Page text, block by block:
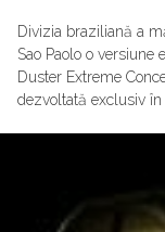
Divizia braziliană a
Sao Paolo o
Duster Extreme
dezvoltată exclusiv în